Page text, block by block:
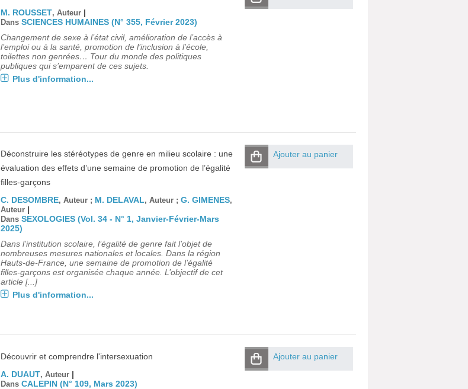
M. ROUSSET, Auteur |
Dans SCIENCES HUMAINES (N° 355, Février 2023)
Changement de sexe à l’état civil, amélioration de l’accès à
l’emploi ou à la santé, promotion de l’inclusion à l’école,
toilettes non genrées… Tour du monde des politiques
publiques qui s’emparent de ces sujets.
Plus d'information...
Déconstruire les stéréotypes de genre en milieu scolaire : une
évaluation des effets d’une semaine de promotion de l’égalité
filles-garçons
C. DESOMBRE, Auteur ; M. DELAVAL, Auteur ; G. GIMENES,
Auteur |
Dans SEXOLOGIES (Vol. 34 - N° 1, Janvier-Février-Mars
2025)
Dans l’institution scolaire, l’égalité de genre fait l’objet de
nombreuses mesures nationales et locales. Dans la région
Hauts-de-France, une semaine de promotion de l’égalité
filles-garçons est organisée chaque année. L’objectif de cet
article [...]
Plus d'information...
Ajouter au panier
Découvrir et comprendre l'intersexuation
A. DUAUT, Auteur |
Dans CALEPIN (N° 109, Mars 2023)
Ajouter au panier